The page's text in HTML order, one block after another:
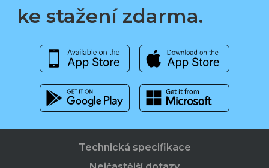
ke stažení zdarma.
Technická specifikace